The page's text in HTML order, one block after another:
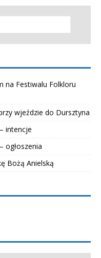
na Festiwalu Folkloru
wjeździe do Dursztyna
intencje
ogłoszenia
Bożą Anielską